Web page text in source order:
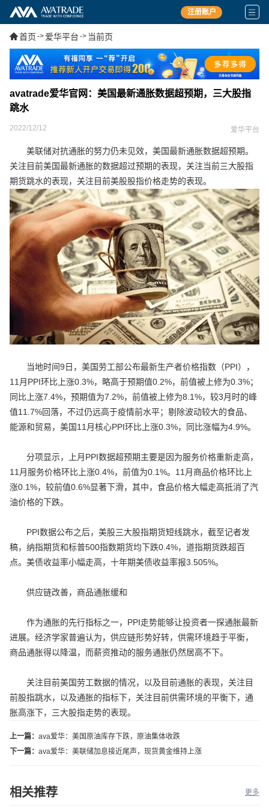
注册账户
首页 -> 爱华平台 -> 当前页
avatrade爱华官网：美国最新通胀数据超预期，三大股指
跳水
2022/12/12 爱华平台
美联储对抗通胀的努力仍未见效，美国最新通胀数据超预期。
关注目前美国最新通胀的数据超过预期的表现，关注当前三大股指
期货跳水的表现，关注目前美股股指价格走势的表现。
当地时间9日，美国劳工部公布最新生产者价格指数（PPI），
11月PPI环比上涨0.3%，略高于预期值0.2%，前值被上修为0.3%；
同比上涨7.4%，预期值为7.2%，前值被上修为8.1%，较3月时的峰
值11.7%回落，不过仍远高于疫情前水平；剔除波动较大的食品、
能源和贸易，美国11月核心PPI环比上涨0.3%，同比涨幅为4.9%。
分项显示，上月PPI数据超预期主要是因为服务价格重新走高，
11月服务价格环比上涨0.4%，前值为0.1%。11月商品价格环比上
涨0.1%，较前值0.6%显著下滑，其中，食品价格大幅走高抵消了汽
油价格的下跌。
PPI数据公布之后，美股三大股指期货短线跳水，截至记者发
稿，纳指期货和标普500指数期货均下跌0.4%，道指期货跌超百
点。美债收益率小幅走高，十年期美债收益率报3.505%。
供应链改善，商品通胀缓和
作为通胀的先行指标之一，PPI走势能够让投资者一探通胀最新
进展。经济学家普遍认为，供应链形势好转，供需环境趋于平衡，
商品通胀得以降温，而薪资推动的服务通胀仍然居高不下。
关注目前美国劳工数据的情况，以及目前通胀的表现，关注目
前股指跳水，以及通胀的指标下，关注目前供需环境的平衡下，通
胀高涨下，三大股指走势的表现。
上一篇： ava爱华：美国原油库存下跌，原油集体收跌
下一篇： ava爱华：美联储加息接近尾声，现货黄金维持上涨
相关推荐 更多